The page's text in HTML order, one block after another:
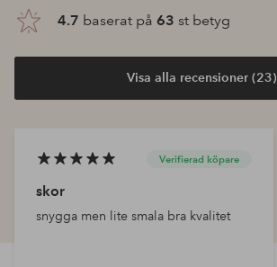
4.7 baserat på 63 st betyg
Visa alla recensioner (23)
Verifierad köpare
skor
snygga men lite smala bra kvalitet